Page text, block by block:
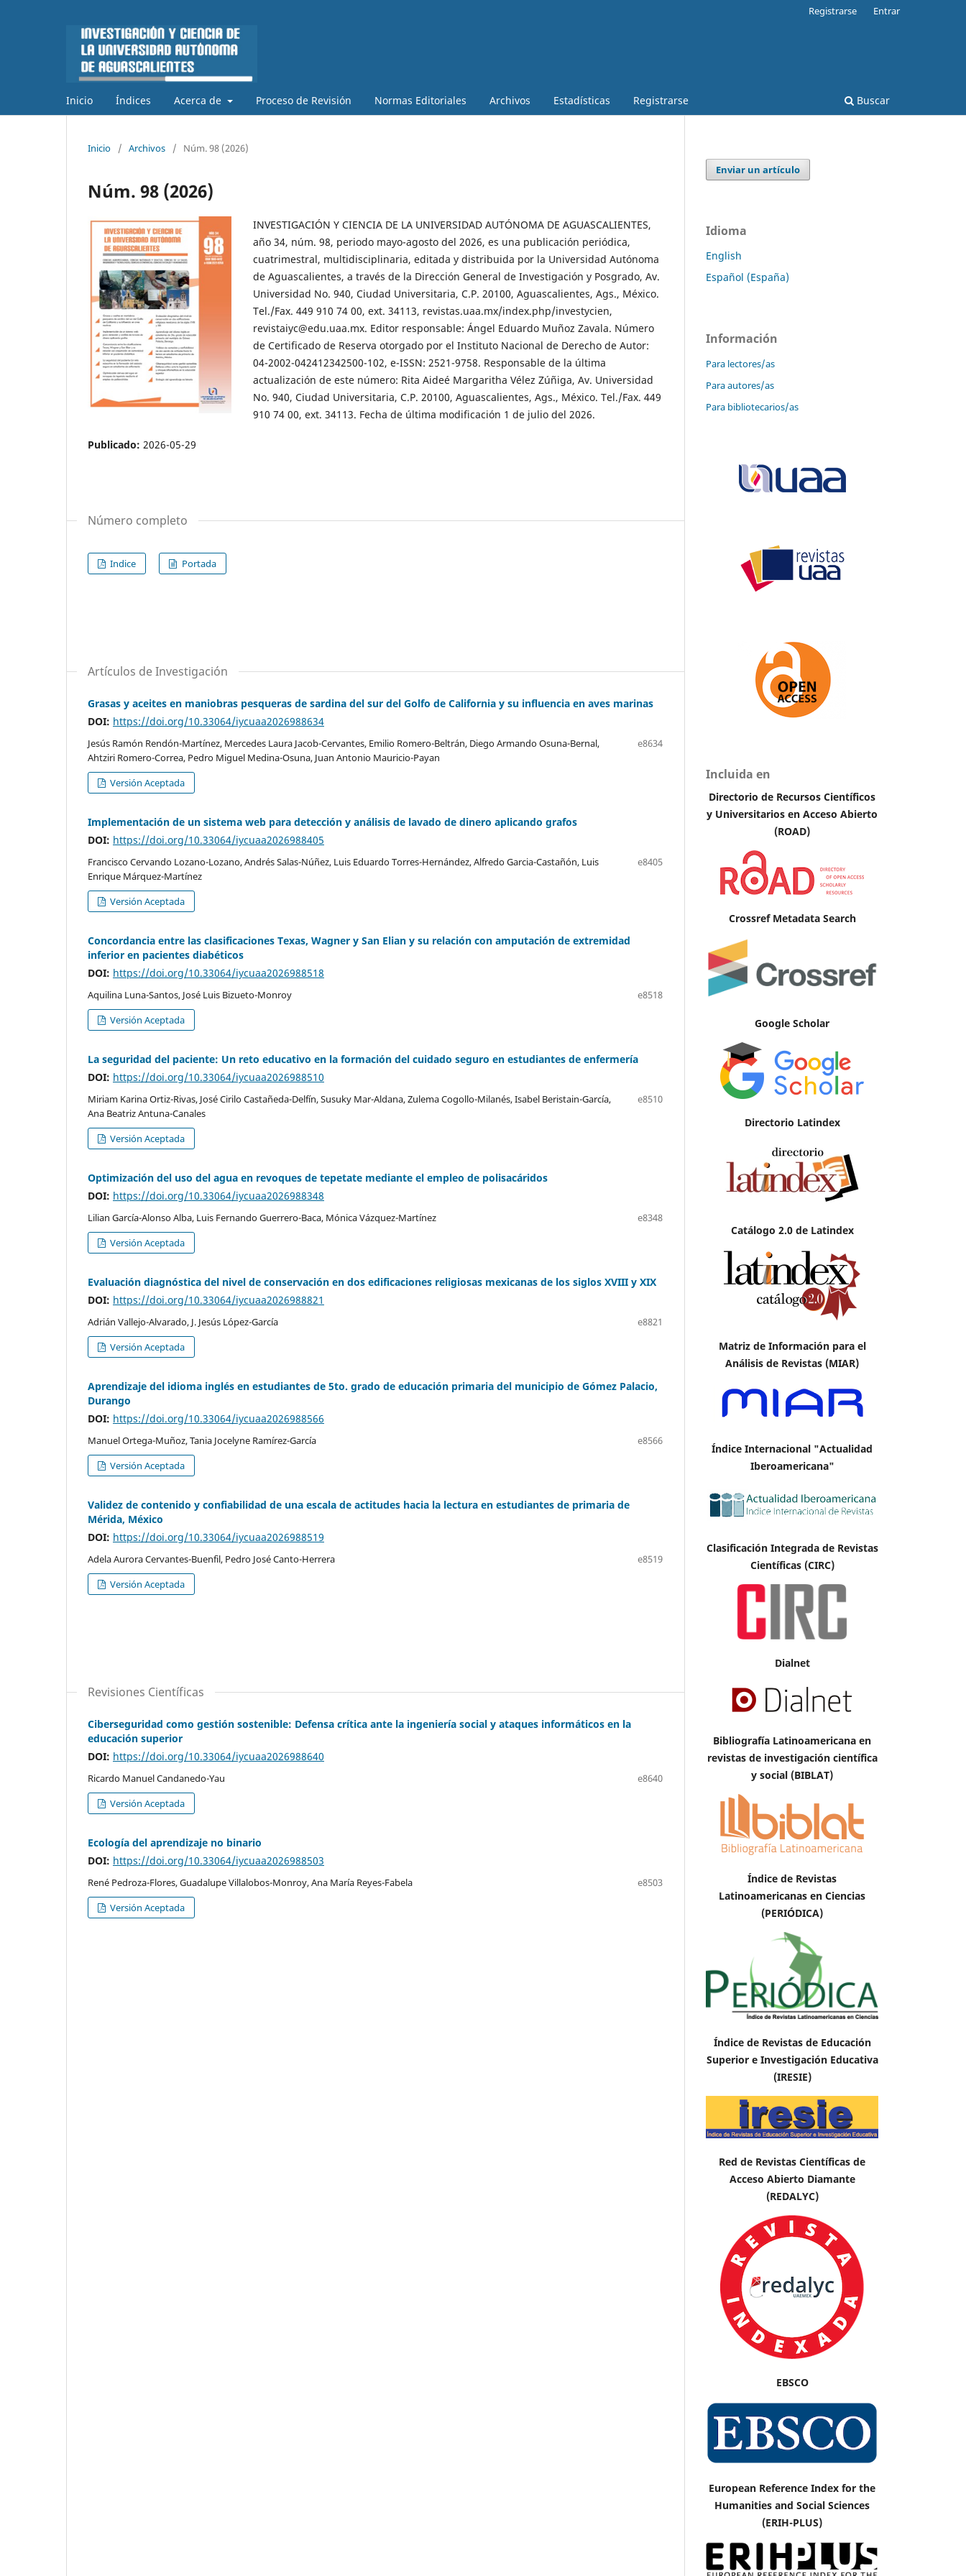
Inicio Índices Acerca de Proceso de Revisión Normas Editoriales Archivos Estadísticas Registrarse Buscar
Registrarse Entrar
Inicio / Archivos / Núm. 98 (2026)
Núm. 98 (2026)
INVESTIGACIÓN Y CIENCIA DE LA UNIVERSIDAD AUTÓNOMA DE AGUASCALIENTES,
año 34, núm. 98, periodo mayo-agosto del 2026, es una publicación periódica,
cuatrimestral, multidisciplinaria, editada y distribuida por la Universidad Autónoma
de Aguascalientes, a través de la Dirección General de Investigación y Posgrado, Av.
Universidad No. 940, Ciudad Universitaria, C.P. 20100, Aguascalientes, Ags., México.
Tel./Fax. 449 910 74 00, ext. 34113, revistas.uaa.mx/index.php/investycien,
revistaiyc@edu.uaa.mx. Editor responsable: Ángel Eduardo Muñoz Zavala. Número
de Certificado de Reserva otorgado por el Instituto Nacional de Derecho de Autor:
04-2002-042412342500-102, e-ISSN: 2521-9758. Responsable de la última
actualización de este número: Rita Aideé Margaritha Vélez Zúñiga, Av. Universidad
No. 940, Ciudad Universitaria, C.P. 20100, Aguascalientes, Ags., México. Tel./Fax. 449
910 74 00, ext. 34113. Fecha de última modificación 1 de julio del 2026.
Publicado: 2026-05-29
Número completo
Indice Portada
Artículos de Investigación
Grasas y aceites en maniobras pesqueras de sardina del sur del Golfo de California y su influencia en aves marinas
DOI: https://doi.org/10.33064/iycuaa2026988634
Jesús Ramón Rendón-Martínez, Mercedes Laura Jacob-Cervantes, Emilio Romero-Beltrán, Diego Armando Osuna-Bernal,
Ahtziri Romero-Correa, Pedro Miguel Medina-Osuna, Juan Antonio Mauricio-Payan
e8634
Versión Aceptada
Implementación de un sistema web para detección y análisis de lavado de dinero aplicando grafos
DOI: https://doi.org/10.33064/iycuaa2026988405
Francisco Cervando Lozano-Lozano, Andrés Salas-Núñez, Luis Eduardo Torres-Hernández, Alfredo Garcia-Castañón, Luis
Enrique Márquez-Martínez
e8405
Versión Aceptada
Concordancia entre las clasificaciones Texas, Wagner y San Elian y su relación con amputación de extremidad
inferior en pacientes diabéticos
DOI: https://doi.org/10.33064/iycuaa2026988518
Aquilina Luna-Santos, José Luis Bizueto-Monroy
e8518
Versión Aceptada
La seguridad del paciente: Un reto educativo en la formación del cuidado seguro en estudiantes de enfermería
DOI: https://doi.org/10.33064/iycuaa2026988510
Miriam Karina Ortiz-Rivas, José Cirilo Castañeda-Delfín, Susuky Mar-Aldana, Zulema Cogollo-Milanés, Isabel Beristain-García,
Ana Beatriz Antuna-Canales
e8510
Versión Aceptada
Optimización del uso del agua en revoques de tepetate mediante el empleo de polisacáridos
DOI: https://doi.org/10.33064/iycuaa2026988348
Lilian García-Alonso Alba, Luis Fernando Guerrero-Baca, Mónica Vázquez-Martínez
e8348
Versión Aceptada
Evaluación diagnóstica del nivel de conservación en dos edificaciones religiosas mexicanas de los siglos XVIII y XIX
DOI: https://doi.org/10.33064/iycuaa2026988821
Adrián Vallejo-Alvarado, J. Jesús López-García
e8821
Versión Aceptada
Aprendizaje del idioma inglés en estudiantes de 5to. grado de educación primaria del municipio de Gómez Palacio,
Durango
DOI: https://doi.org/10.33064/iycuaa2026988566
Manuel Ortega-Muñoz, Tania Jocelyne Ramírez-García
e8566
Versión Aceptada
Validez de contenido y confiabilidad de una escala de actitudes hacia la lectura en estudiantes de primaria de
Mérida, México
DOI: https://doi.org/10.33064/iycuaa2026988519
Adela Aurora Cervantes-Buenfil, Pedro José Canto-Herrera
e8519
Versión Aceptada
Revisiones Científicas
Ciberseguridad como gestión sostenible: Defensa crítica ante la ingeniería social y ataques informáticos en la
educación superior
DOI: https://doi.org/10.33064/iycuaa2026988640
Ricardo Manuel Candanedo-Yau
e8640
Versión Aceptada
Ecología del aprendizaje no binario
DOI: https://doi.org/10.33064/iycuaa2026988503
René Pedroza-Flores, Guadalupe Villalobos-Monroy, Ana María Reyes-Fabela
e8503
Versión Aceptada
Enviar un artículo
Idioma
English
Español (España)
Información
Para lectores/as
Para autores/as
Para bibliotecarios/as
Incluida en
Directorio de Recursos Científicos
y Universitarios en Acceso Abierto
(ROAD)
Crossref Metadata Search
Google Scholar
Directorio Latindex
Catálogo 2.0 de Latindex
Matriz de Información para el
Análisis de Revistas (MIAR)
Índice Internacional "Actualidad
Iberoamericana"
Clasificación Integrada de Revistas
Científicas (CIRC)
Dialnet
Bibliografía Latinoamericana en
revistas de investigación científica
y social (BIBLAT)
Índice de Revistas
Latinoamericanas en Ciencias
(PERIÓDICA)
Índice de Revistas de Educación
Superior e Investigación Educativa
(IRESIE)
Red de Revistas Científicas de
Acceso Abierto Diamante
(REDALYC)
EBSCO
European Reference Index for the
Humanities and Social Sciences
(ERIH-PLUS)